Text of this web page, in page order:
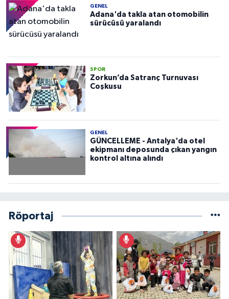
GENEL
Adana'da takla atan otomobilin
sürücüsü yaralandı
SPOR
Zorkun’da Satranç Turnuvası
Coşkusu
GENEL
GÜNCELLEME - Antalya'da otel
ekipmanı deposunda çıkan yangın
kontrol altına alındı
Röportaj